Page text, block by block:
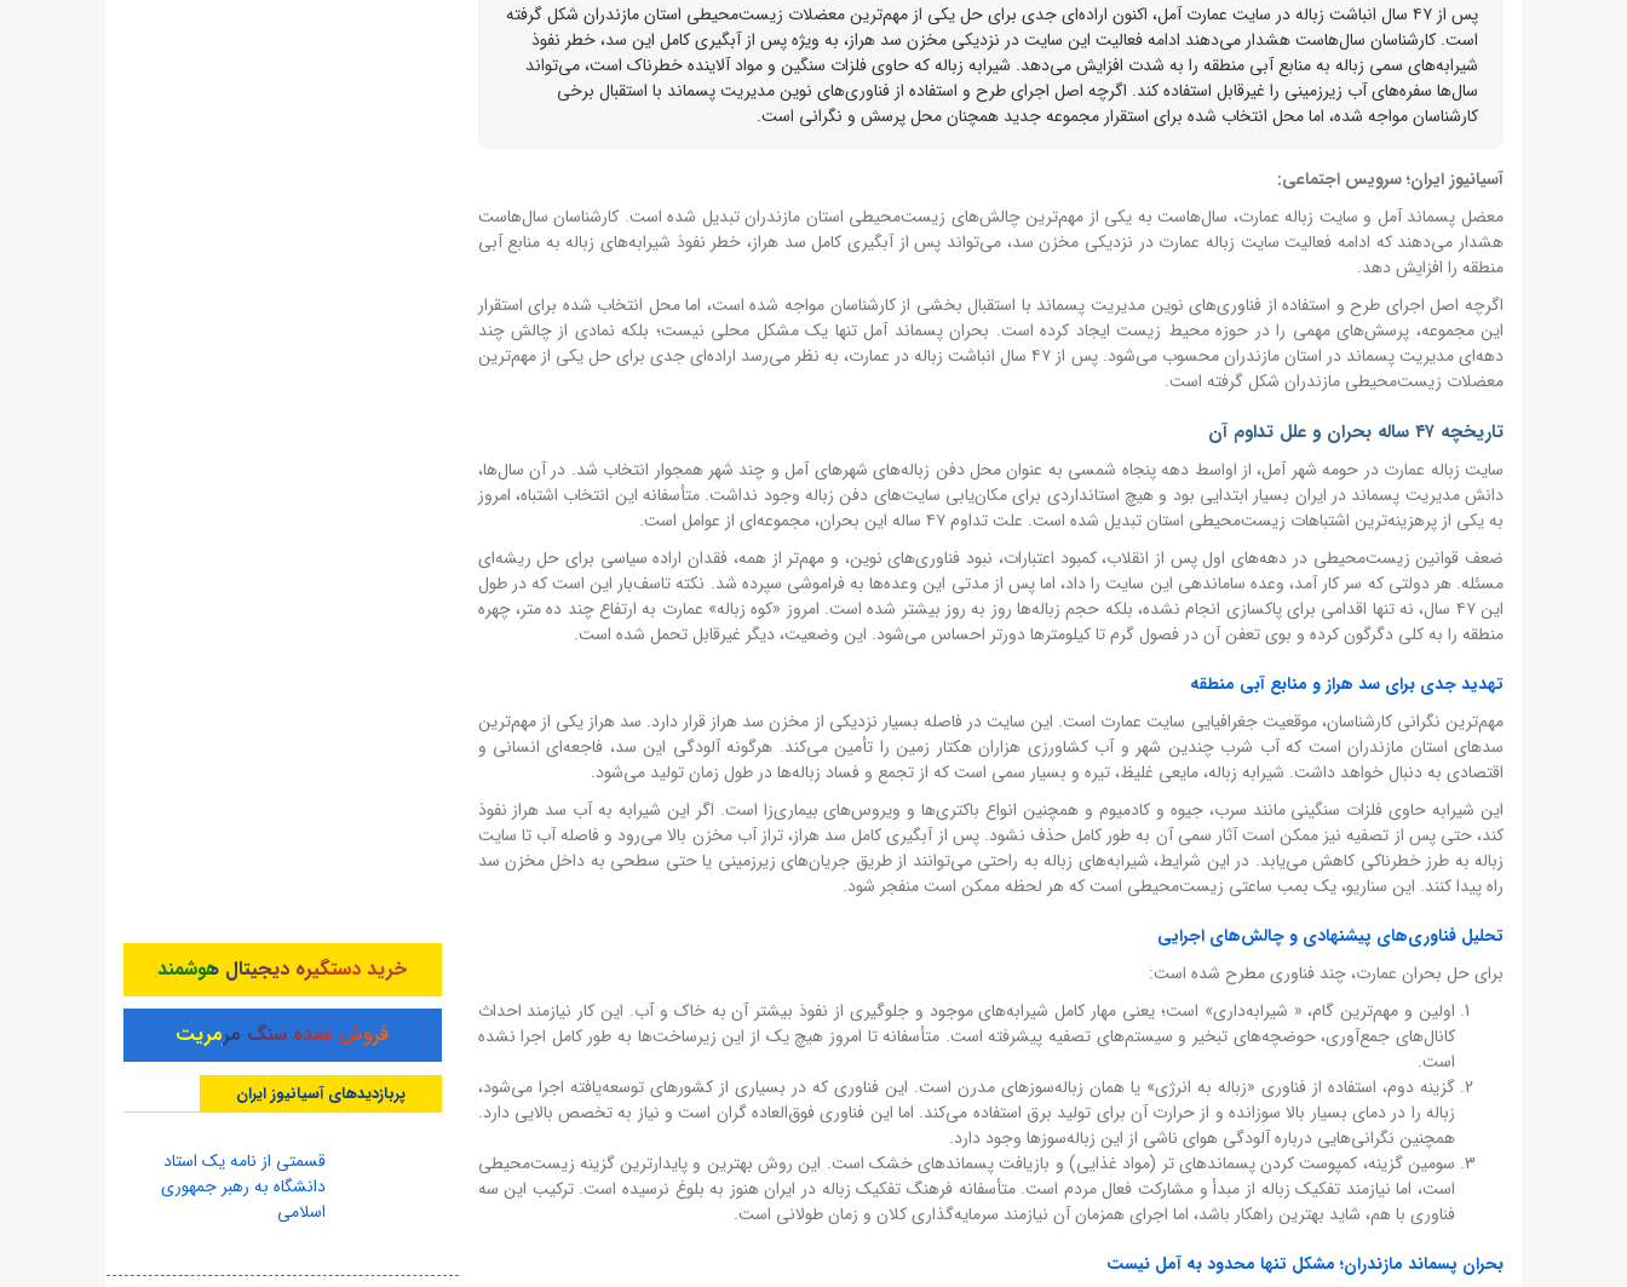
پس از ۴۷ سال انباشت زباله در سایت عمارت آمل، اکنون اراده‌ای جدی برای حل یکی از مهم‌ترین معضلات زیست‌محیطی استان مازندران شکل گرفته
است. کارشناسان سال‌هاست هشدار می‌دهند ادامه فعالیت این سایت در نزدیکی مخزن سد هراز، به ویژه پس از آبگیری کامل این سد، خطر نفوذ
شیرابه‌های سمی زباله به منابع آبی منطقه را به شدت افزایش می‌دهد. شیرابه زباله که حاوی فلزات سنگین و مواد آلاینده خطرناک است، می‌تواند
سال‌ها سفره‌های آب زیرزمینی را غیرقابل استفاده کند. اگرچه اصل اجرای طرح و استفاده از فناوری‌های نوین مدیریت پسماند با استقبال برخی
کارشناسان مواجه شده، اما محل انتخاب شده برای استقرار مجموعه جدید همچنان محل پرسش و نگرانی است.
آسیانیوز ایران؛ سرویس اجتماعی:
معضل پسماند آمل و سایت زباله عمارت، سال‌هاست به یکی از مهم‌ترین چالش‌های زیست‌محیطی استان مازندران تبدیل شده است. کارشناسان سال‌هاست
هشدار می‌دهند که ادامه فعالیت سایت زباله عمارت در نزدیکی مخزن سد، می‌تواند پس از آبگیری کامل سد هراز، خطر نفوذ شیرابه‌های زباله به منابع آبی
منطقه را افزایش دهد.
اگرچه اصل اجرای طرح و استفاده از فناوری‌های نوین مدیریت پسماند با استقبال بخشی از کارشناسان مواجه شده است، اما محل انتخاب شده برای استقرار
این مجموعه، پرسش‌های مهمی را در حوزه محیط زیست ایجاد کرده است. بحران پسماند آمل تنها یک مشکل محلی نیست؛ بلکه نمادی از چالش چند
دهه‌ای مدیریت پسماند در استان مازندران محسوب می‌شود. پس از ۴۷ سال انباشت زباله در عمارت، به نظر می‌رسد اراده‌ای جدی برای حل یکی از مهم‌ترین
معضلات زیست‌محیطی مازندران شکل گرفته است.
تاریخچه ۴۷ ساله بحران و علل تداوم آن
سایت زباله عمارت در حومه شهر آمل، از اواسط دهه پنجاه شمسی به عنوان محل دفن زباله‌های شهرهای آمل و چند شهر همجوار انتخاب شد. در آن سال‌ها،
دانش مدیریت پسماند در ایران بسیار ابتدایی بود و هیچ استانداردی برای مکان‌یابی سایت‌های دفن زباله وجود نداشت. متأسفانه این انتخاب اشتباه، امروز
به یکی از پرهزینه‌ترین اشتباهات زیست‌محیطی استان تبدیل شده است. علت تداوم ۴۷ ساله این بحران، مجموعه‌ای از عوامل است.
ضعف قوانین زیست‌محیطی در دهه‌های اول پس از انقلاب، کمبود اعتبارات، نبود فناوری‌های نوین، و مهم‌تر از همه، فقدان اراده سیاسی برای حل ریشه‌ای
مسئله. هر دولتی که سر کار آمد، وعده ساماندهی این سایت را داد، اما پس از مدتی این وعده‌ها به فراموشی سپرده شد. نکته تاسف‌بار این است که در طول
این ۴۷ سال، نه تنها اقدامی برای پاکسازی انجام نشده، بلکه حجم زباله‌ها روز به روز بیشتر شده است. امروز «کوه زباله» عمارت به ارتفاع چند ده متر، چهره
منطقه را به کلی دگرگون کرده و بوی تعفن آن در فصول گرم تا کیلومترها دورتر احساس می‌شود. این وضعیت، دیگر غیرقابل تحمل شده است.
تهدید جدی برای سد هراز و منابع آبی منطقه
مهم‌ترین نگرانی کارشناسان، موقعیت جغرافیایی سایت عمارت است. این سایت در فاصله بسیار نزدیکی از مخزن سد هراز قرار دارد. سد هراز یکی از مهم‌ترین
سدهای استان مازندران است که آب شرب چندین شهر و آب کشاورزی هزاران هکتار زمین را تأمین می‌کند. هرگونه آلودگی این سد، فاجعه‌ای انسانی و
اقتصادی به دنبال خواهد داشت. شیرابه زباله، مایعی غلیظ، تیره و بسیار سمی است که از تجمع و فساد زباله‌ها در طول زمان تولید می‌شود.
این شیرابه حاوی فلزات سنگینی مانند سرب، جیوه و کادمیوم و همچنین انواع باکتری‌ها و ویروس‌های بیماری‌زا است. اگر این شیرابه به آب سد هراز نفوذ
کند، حتی پس از تصفیه نیز ممکن است آثار سمی آن به طور کامل حذف نشود. پس از آبگیری کامل سد هراز، تراز آب مخزن بالا می‌رود و فاصله آب تا سایت
زباله به طرز خطرناکی کاهش می‌یابد. در این شرایط، شیرابه‌های زباله به راحتی می‌توانند از طریق جریان‌های زیرزمینی یا حتی سطحی به داخل مخزن سد
راه پیدا کنند. این سناریو، یک بمب ساعتی زیست‌محیطی است که هر لحظه ممکن است منفجر شود.
تحلیل فناوری‌های پیشنهادی و چالش‌های اجرایی
برای حل بحران عمارت، چند فناوری مطرح شده است:
اولین و مهم‌ترین گام، « شیرابه‌داری» است؛ یعنی مهار کامل شیرابه‌های موجود و جلوگیری از نفوذ بیشتر آن به خاک و آب. این کار نیازمند احداث
کانال‌های جمع‌آوری، حوضچه‌های تبخیر و سیستم‌های تصفیه پیشرفته است. متأسفانه تا امروز هیچ یک از این زیرساخت‌ها به طور کامل اجرا نشده
است.
گزینه دوم، استفاده از فناوری «زباله به انرژی» یا همان زباله‌سوزهای مدرن است. این فناوری که در بسیاری از کشورهای توسعه‌یافته اجرا می‌شود،
زباله را در دمای بسیار بالا سوزانده و از حرارت آن برای تولید برق استفاده می‌کند. اما این فناوری فوق‌العاده گران است و نیاز به تخصص بالایی دارد.
همچنین نگرانی‌هایی درباره آلودگی هوای ناشی از این زباله‌سوزها وجود دارد.
سومین گزینه، کمپوست کردن پسماندهای تر (مواد غذایی) و بازیافت پسماندهای خشک است. این روش بهترین و پایدارترین گزینه زیست‌محیطی
است، اما نیازمند تفکیک زباله از مبدأ و مشارکت فعال مردم است. متأسفانه فرهنگ تفکیک زباله در ایران هنوز به بلوغ نرسیده است. ترکیب این سه
فناوری با هم، شاید بهترین راهکار باشد، اما اجرای همزمان آن نیازمند سرمایه‌گذاری کلان و زمان طولانی است.
بحران پسماند مازندران؛ مشکل تنها محدود به آمل نیست
خرید دستگیره دیجیتال هوشمند
فروش عمده سنگ مرمریت
پربازدیدهای آسیانیوز ایران
قسمتی از نامه یک استاد
دانشگاه به رهبر جمهوری
اسلامی